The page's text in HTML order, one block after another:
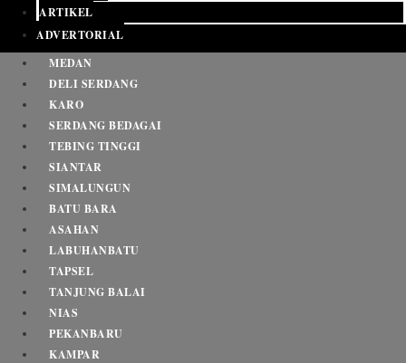
ARTIKEL
ADVERTORIAL
MEDAN
DELI SERDANG
KARO
SERDANG BEDAGAI
TEBING TINGGI
SIANTAR
SIMALUNGUN
BATU BARA
ASAHAN
LABUHANBATU
TAPSEL
TANJUNG BALAI
NIAS
PEKANBARU
KAMPAR